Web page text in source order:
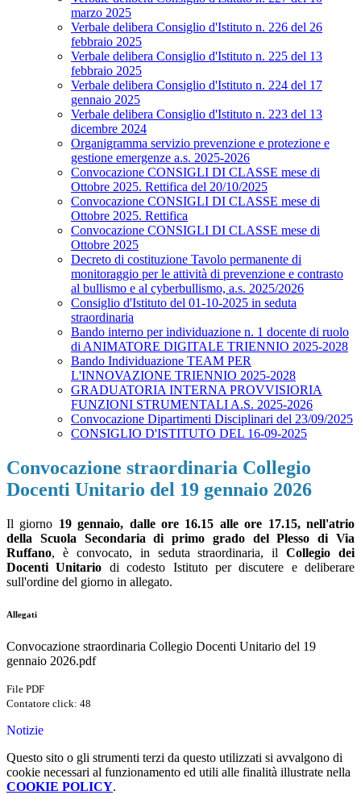
marzo 2025
Verbale delibera Consiglio d'Istituto n. 226 del 26
febbraio 2025
Verbale delibera Consiglio d'Istituto n. 225 del 13
febbraio 2025
Verbale delibera Consiglio d'Istituto n. 224 del 17
gennaio 2025
Verbale delibera Consiglio d'Istituto n. 223 del 13
dicembre 2024
Organigramma servizio prevenzione e protezione e
gestione emergenze a.s. 2025-2026
Convocazione CONSIGLI DI CLASSE mese di
Ottobre 2025. Rettifica del 20/10/2025
Convocazione CONSIGLI DI CLASSE mese di
Ottobre 2025. Rettifica
Convocazione CONSIGLI DI CLASSE mese di
Ottobre 2025
Decreto di costituzione Tavolo permanente di
monitoraggio per le attività di prevenzione e contrasto
al bullismo e al cyberbullismo, a.s. 2025/2026
Consiglio d'Istituto del 01-10-2025 in seduta
straordinaria
Bando interno per individuazione n. 1 docente di ruolo
di ANIMATORE DIGITALE TRIENNIO 2025-2028
Bando Individuazione TEAM PER
L'INNOVAZIONE TRIENNIO 2025-2028
GRADUATORIA INTERNA PROVVISIORIA
FUNZIONI STRUMENTALI A.S. 2025-2026
Convocazione Dipartimenti Disciplinari del 23/09/2025
CONSIGLIO D'ISTITUTO DEL 16-09-2025
Convocazione straordinaria Collegio
Docenti Unitario del 19 gennaio 2026
Il giorno 19 gennaio, dalle ore 16.15 alle ore 17.15, nell'atrio
della Scuola Secondaria di primo grado del Plesso di Via
Ruffano, è convocato, in seduta straordinaria, ilCollegio dei
Docenti Unitario di codesto Istituto per discutere e deliberare
sull'ordine del giorno in allegato.
Allegati
Convocazione straordinaria Collegio Docenti Unitario del 19
gennaio 2026.pdf
File PDF
Contatore click: 48
Notizie
Questo sito o gli strumenti terzi da questo utilizzati si avvalgono di
cookie necessari al funzionamento ed utili alle finalità illustrate nella
COOKIE POLICY.